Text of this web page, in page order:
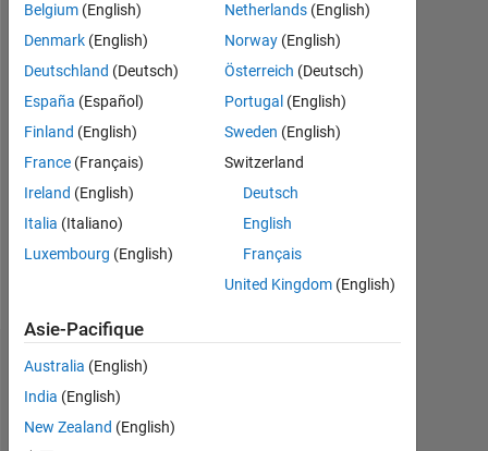
Following:
Message
I
an
Engineer
Engineering
Development
Group
here
Badges
Bairagya's
Belgium (English)
Denmark (English)
Deutschland (Deutsch)
España (Español)
Finland (English)
France (Français)
Ireland (English)
Italia (Italiano)
Luxembourg (English)
Netherlands(English)
Norway(English)
Österreich (Deutsch)
Portugal (English)
Sweden (English)
Switzerland
Deutsch
English
Français
United Kingdom(English)
Asie-Pacifique
Australia (English)
India (English)
New Zealand (English)